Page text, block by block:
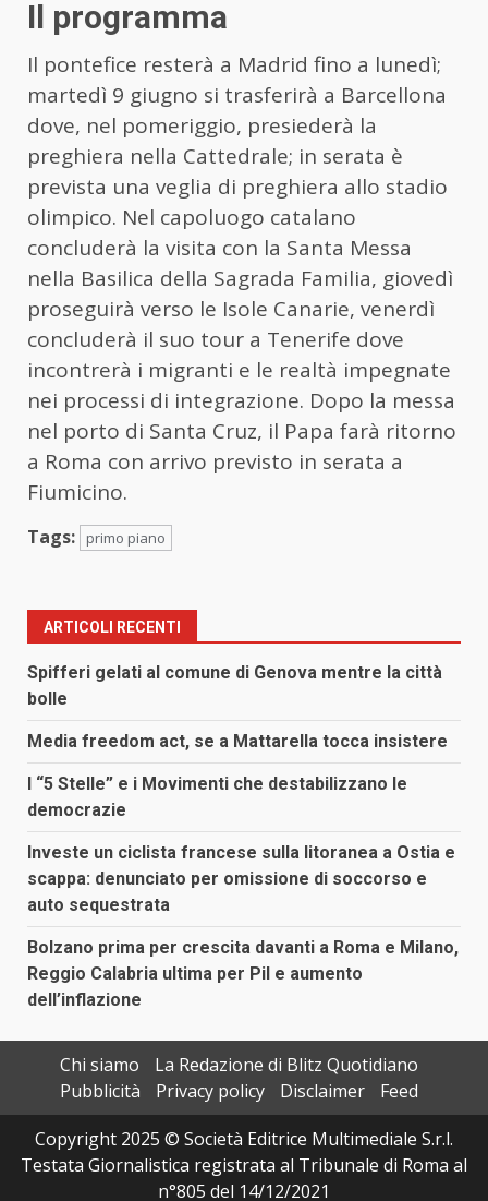
Il programma
Il pontefice resterà a Madrid fino a lunedì;
martedì 9 giugno si trasferirà a Barcellona
dove, nel pomeriggio, presiederà la
preghiera nella Cattedrale; in serata è
prevista una veglia di preghiera allo stadio
olimpico. Nel capoluogo catalano
concluderà la visita con la Santa Messa
nella Basilica della Sagrada Familia, giovedì
proseguirà verso le Isole Canarie, venerdì
concluderà il suo tour a Tenerife dove
incontrerà i migranti e le realtà impegnate
nei processi di integrazione. Dopo la messa
nel porto di Santa Cruz, il Papa farà ritorno
a Roma con arrivo previsto in serata a
Fiumicino.
Tags: primo piano
ARTICOLI RECENTI
Spifferi gelati al comune di Genova mentre la città
bolle
Media freedom act, se a Mattarella tocca insistere
I “5 Stelle” e i Movimenti che destabilizzano le
democrazie
Investe un ciclista francese sulla litoranea a Ostia e
scappa: denunciato per omissione di soccorso e
auto sequestrata
Bolzano prima per crescita davanti a Roma e Milano,
Reggio Calabria ultima per Pil e aumento
dell’inflazione
Chi siamo
La Redazione di Blitz Quotidiano
Pubblicità
Privacy policy Disclaimer
Feed
Copyright 2025 © Società Editrice Multimediale S.r.l.
Testata Giornalistica registrata al Tribunale di Roma al
n°805 del 14/12/2021